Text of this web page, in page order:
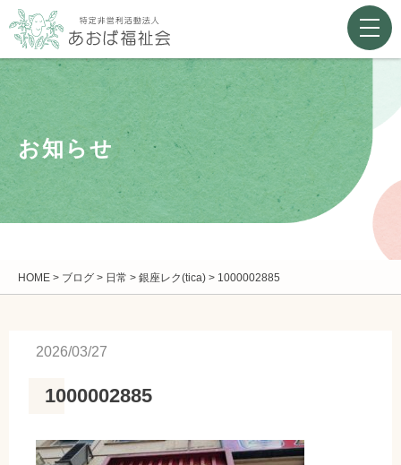
お知らせ
HOME > ブログ > 日常 > 銀座レク(tica) > 1000002885
2026/03/27
1000002885